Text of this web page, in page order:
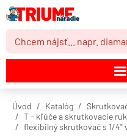
Úvod Katalóg
T - kľúče a skrutkovacie
flexibilný skrutkovač s 1/4"